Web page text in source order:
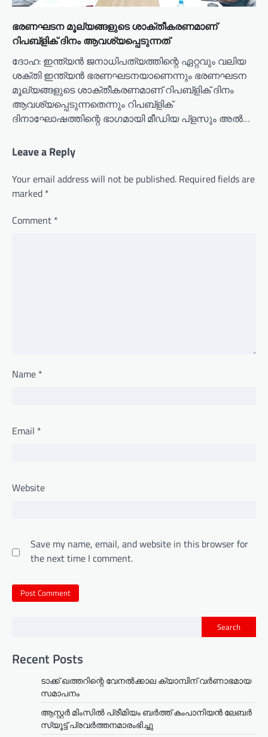
ഭരണഘടന മൂല്യങ്ങളുടെ ശാക്തീകരണമാണ്
റിപബ്‌ളിക് ദിനം ആവശ്യപ്പെടുന്നത്
ദോഹ: ഇന്ത്യന്‍ ജനാധിപത്യത്തിന്റെ ഏറ്റവും വലിയ
ശക്തി ഇന്ത്യന്‍ ഭരണഘടനയാണെന്നും ഭരണഘടന
മൂല്യങ്ങളുടെ ശാക്തീകരണമാണ് റിപബ്‌ളിക് ദിനം
ആവശ്യപ്പെടുന്നതെന്നും റിപബ്‌ളിക്
ദിനാഘോഷത്തിന്റെ ഭാഗമായി മീഡിയ പ്‌ളസും അല്‍…
Leave a Reply
Your email address will not be published. Required fields are
marked *
Comment *
Name *
Email *
Website
Save my name, email, and website in this browser for
the next time I comment.
Search
Recent Posts
ടാക്ക് ഖത്തറിന്റെ വേനൽക്കാല ക്യാമ്പിന് വർണാഭമായ
സമാപനം
ആസ്റ്റർ മിംസിൽ പ്രീമിയം ബർത്ത് കംപാനിയൻ ലേബർ
സ്യൂട്ട് പ്രവർത്തനമാരംഭിച്ചു